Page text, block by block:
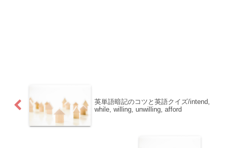
英単語暗記のコツと英語クイズ/intend,
while, willing, unwilling, afford